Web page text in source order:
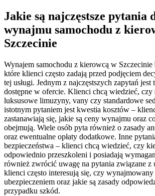
Jakie są najczęstsze pytania
wynajmu samochodu z
Szczecinie
Wynajem samochodu z kierowcą w
które klienci często zadają przed podjęciem
tej usługi. Jednym z najczęstszych zapytań jest
dostępne w ofercie. Klienci chcą wiedzieć, czy
luksusowe limuzyny, vany czy standardowe
istotnym pytaniem jest kwestia kosztów –
zastanawiają się, jakie są ceny wynajmu oraz
obejmują. Wiele osób pyta również o zasady
oraz ewentualne opłaty dodatkowe. Inne
bezpieczeństwa – klienci chcą wiedzieć, czy
odpowiednio przeszkoleni i posiadają
również zwrócić uwagę na pytania związane z
klienci często interesują się, czy
ubezpieczeniem oraz jakie są zasady
przypadku szkód.